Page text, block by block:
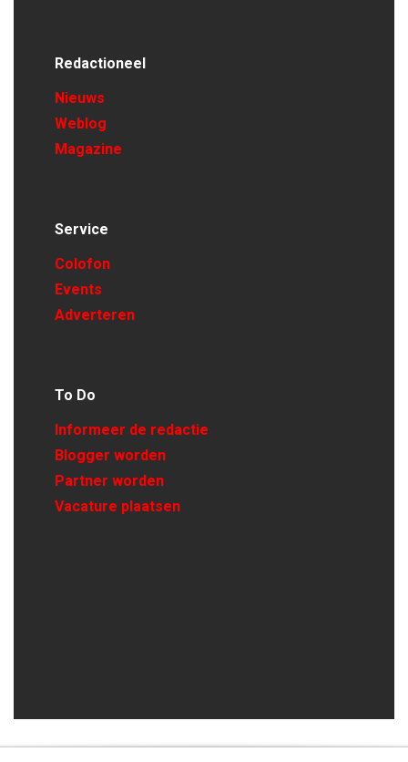
Redactioneel
Nieuws
Weblog
Magazine
Service
Colofon
Events
Adverteren
To Do
Informeer de redactie
Blogger worden
Partner worden
Vacature plaatsen